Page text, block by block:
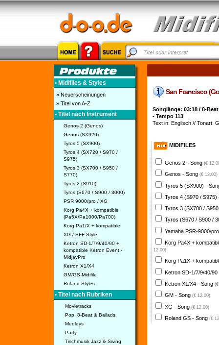
• Midifiles & Styles
» Neuerscheinungen
» Titel von A-Z
• Titel nach Instrument
Genos 2 (Genos)
Genos (SX920)
Tyros 5 (SX900)
Tyros 4 (SX720 / S970 /
S975)
Tyros 3 (SX700 / S950 /
S770)
Tyros 2 (S910)
Tyros (S670 / S900 / 3000)
PSR 9000/pro / XG
Korg Pa4X + kompatible
(Pa5X/Pa1000/Pa700)
Korg Pa1/X + kompatible
XG / SFF Style
Ketron SD-1/7/9/40/90 +
kompatible Ketron Event -
MidjayPro
Ketron X1/X4
GM/GS-Midifile
Roland Styles
• Titel nach Rubriken
Movietracks
Pop, 8-Beat & Ballads
Medleys
Party
Tischmusik Jazz & Swing
San Francisco
Songlänge: 03:18 / 8-
- Tempo 113
Text in: Englisch // Tonart: G
MIDIFILES
Genos 2 - Song (€
Genos - Song (€ 12,00)
Tyros 5 (SX900) -
Tyros 4 (S970 /
Tyros 3 (SX700 /
Tyros (S670 / S900 /
Yamaha PSR-9000/
Korg Pa4X +
12,00)
Korg Pa1X +
Ketron SD-1/7/9/40/
Ketron X1/X4 - Song
GM - Song (€ 12,00)
XG - Song (€ 12,00)
Roland GS - Song (€